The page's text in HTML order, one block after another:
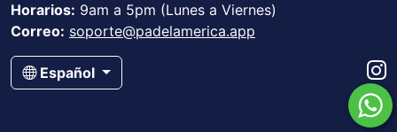
Horarios: 9am a 5pm (Lunes a Viernes)
Correo: soporte@padelamerica.app
Español